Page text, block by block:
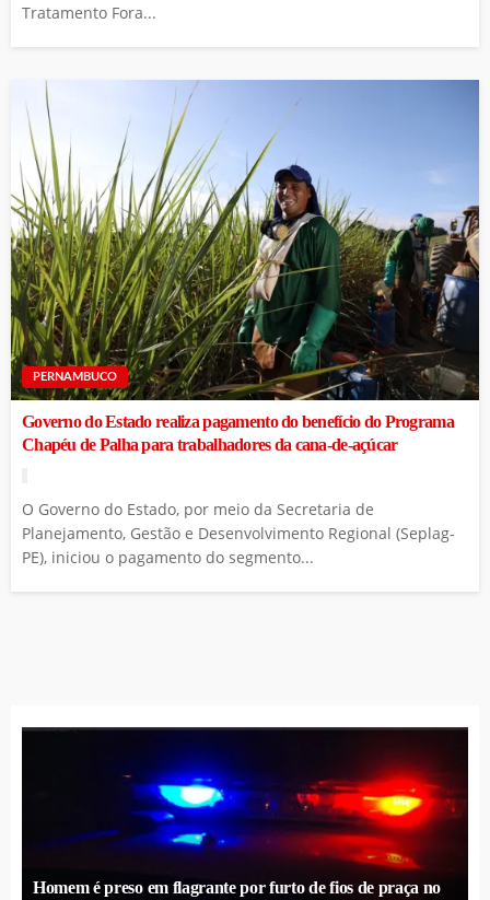
Tratamento Fora...
PERNAMBUCO
Governo do Estado realiza pagamento do benefício do Programa
Chapéu de Palha para trabalhadores da cana-de-açúcar
O Governo do Estado, por meio da Secretaria de
Planejamento, Gestão e Desenvolvimento Regional (Seplag-
PE), iniciou o pagamento do segmento...
Homem é preso em flagrante por furto de fios de praça no